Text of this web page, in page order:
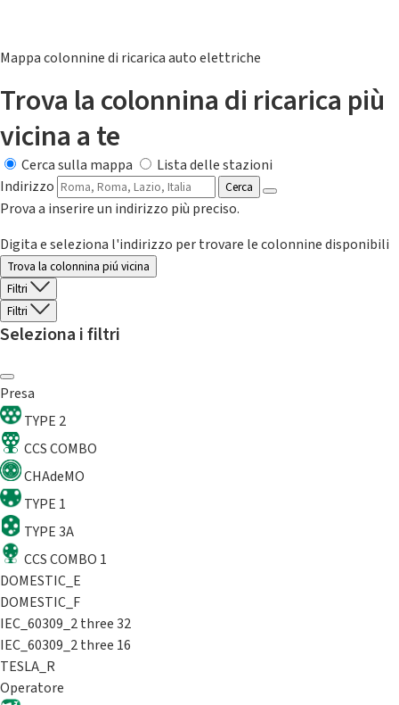
Mappa colonnine di ricarica auto elettriche
Trova la colonnina di ricarica più
vicina a te
Cerca sulla mappa
Lista delle stazioni
Indirizzo
Cerca
Prova a inserire un indirizzo più preciso.
Digita e seleziona l'indirizzo per trovare le colonnine disponibili
Trova la colonnina piú vicina
Filtri
Filtri
Seleziona i filtri
Presa
TYPE 2
CCS COMBO
CHAdeMO
TYPE 1
TYPE 3A
CCS COMBO 1
DOMESTIC_E
DOMESTIC_F
IEC_60309_2 three 32
IEC_60309_2 three 16
TESLA_R
Operatore